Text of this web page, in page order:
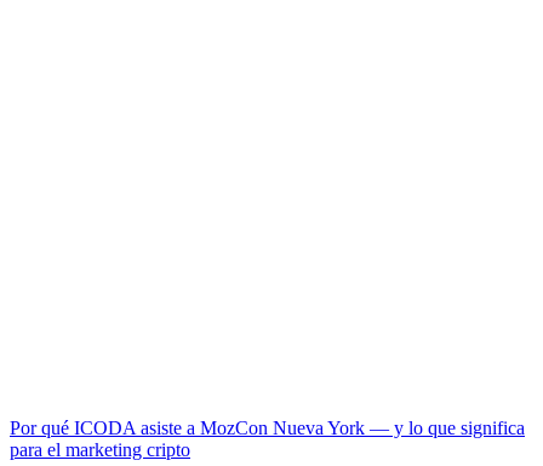
Por qué ICODA asiste a MozCon Nueva York — y lo que significa
para el marketing cripto